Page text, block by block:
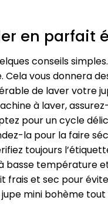
en parfait
conseils
Cela vous donnera
de laver votre
à laver,
pour un cycle
la pour la faire
toujours
basse température
frais et sec pour
mini bohème tout